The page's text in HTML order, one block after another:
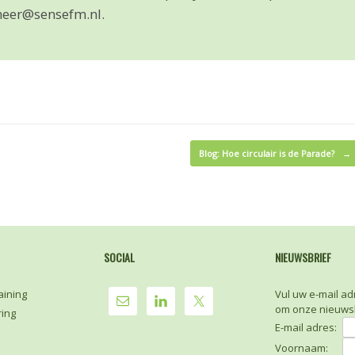
Blog: Hoe circulair is de Parade? →
SOCIAL NIEUWSBRIEF
Vul uw e-mail
om onze
E-mail adres:
Voornaam: